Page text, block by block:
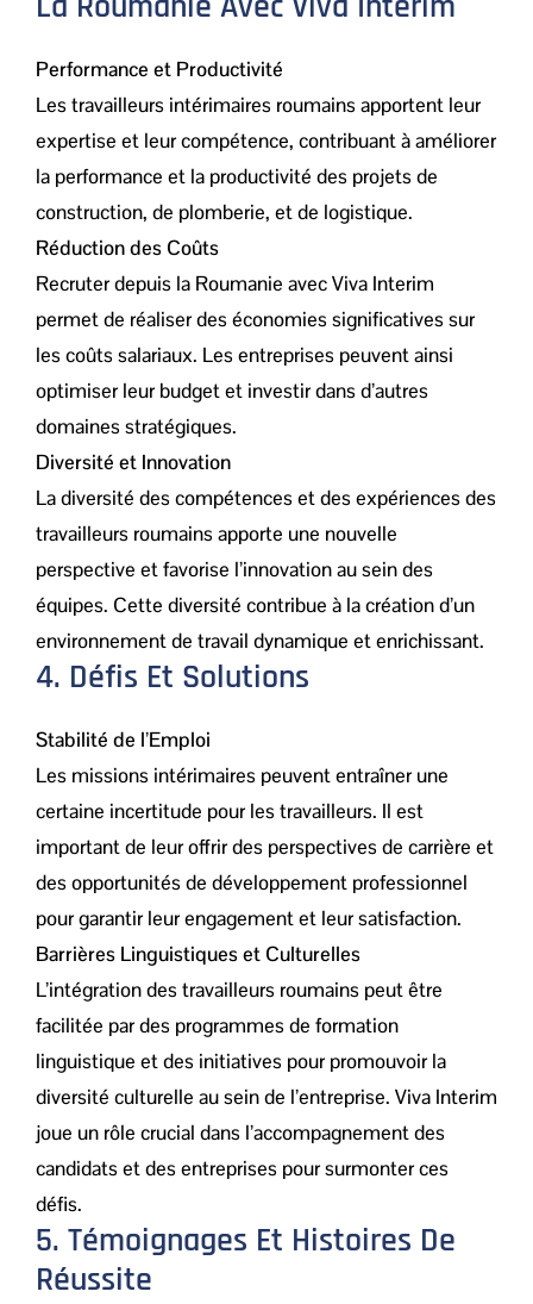
Performance et Productivité
Les travailleurs intérimaires roumains apportent leur
expertise et leur compétence, contribuant à améliorer
la performance et la productivité des projets de
construction, de plomberie, et de logistique.
Réduction des Coûts
Recruter depuis la Roumanie avec Viva Interim
permet de réaliser des économies significatives sur
les coûts salariaux. Les entreprises peuvent ainsi
optimiser leur budget et investir dans d’autres
domaines stratégiques.
Diversité et Innovation
La diversité des compétences et des expériences des
travailleurs roumains apporte une nouvelle
perspective et favorise l’innovation au sein des
équipes. Cette diversité contribue à la création d’un
environnement de travail dynamique et enrichissant.
4. Défis Et Solutions
Stabilité de l’Emploi
Les missions intérimaires peuvent entraîner une
certaine incertitude pour les travailleurs. Il est
important de leur offrir des perspectives de carrière et
des opportunités de développement professionnel
pour garantir leur engagement et leur satisfaction.
Barrières Linguistiques et Culturelles
L’intégration des travailleurs roumains peut être
facilitée par des programmes de formation
linguistique et des initiatives pour promouvoir la
diversité culturelle au sein de l’entreprise. Viva Interim
joue un rôle crucial dans l’accompagnement des
candidats et des entreprises pour surmonter ces
défis.
5. Témoignages Et Histoires De
Réussite